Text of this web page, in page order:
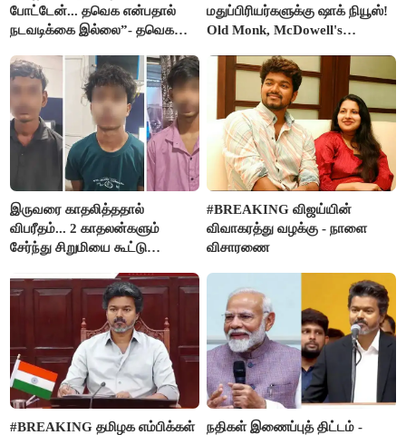
போட்டேன்... தவெக என்பதால்
நடவடிக்கை இல்லை”- தவெக
கதறல்
மதுப்பிரியர்களுக்கு ஷாக் நியூஸ்!
Old Monk, McDowell's
FSSAI தடை
இருவரை காதலித்ததால்
விபரீதம்... 2 காதலன்களும்
சேர்ந்து சிறுமியை கூட்டு
செய்த கொடூரம்
#BREAKING விஜய்யின்
விவாகரத்து வழக்கு - நாளை
விசாரணை
#BREAKING தமிழக எம்பிக்கள்
நதிகள் இணைப்புத் திட்டம் -